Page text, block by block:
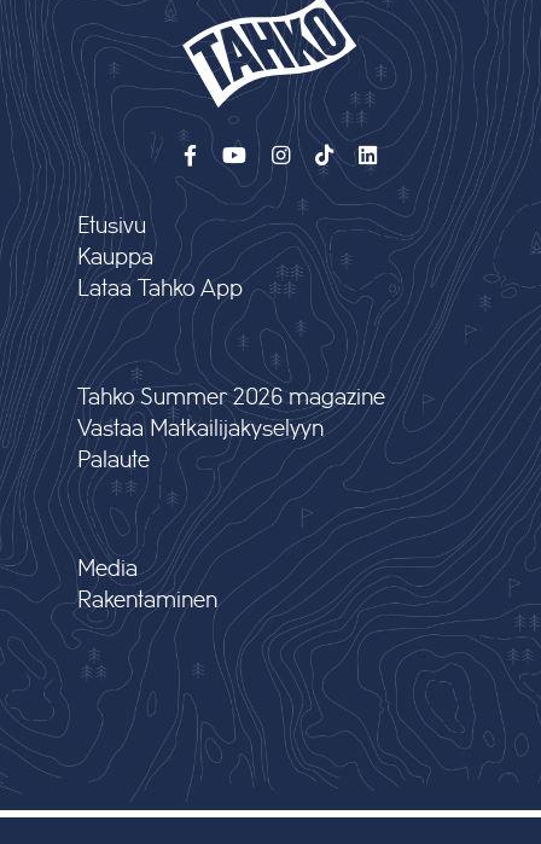
Etusivu
Kauppa
Lataa Tahko App
Tahko Summer 2026 magazine
Vastaa Matkailijakyselyyn
Palaute
Media
Rakentaminen